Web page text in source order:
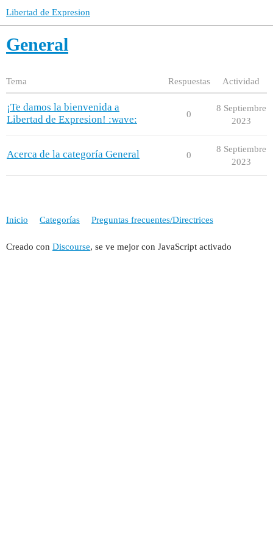
Libertad de Expresion
General
Tema Respuestas Actividad
¡Te damos la bienvenida a
Libertad de Expresion! :wave:
0
8 Septiembre
2023
Acerca de la categoría General 0
8 Septiembre
2023
Inicio Categorías Preguntas frecuentes/Directrices
Creado con Discourse, se ve mejor con JavaScript activado